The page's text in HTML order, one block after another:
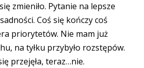
zmieniło. Pytanie na lepsze
Coś się kończy coś
priorytetów. Nie mam już
na tyłku przybyło rozstępów.
przejęła, teraz…nie.